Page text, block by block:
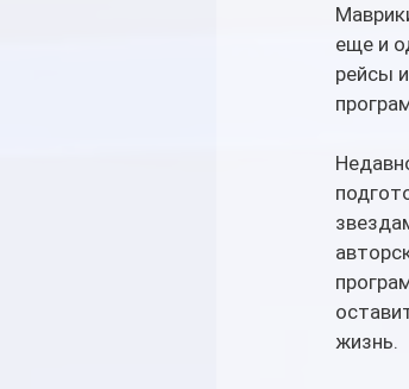
еще и
рейсы
жизнь.